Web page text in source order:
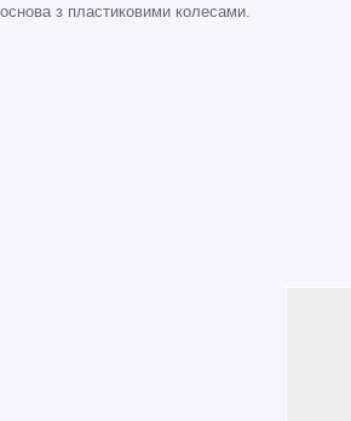
з пластиковими колесами.